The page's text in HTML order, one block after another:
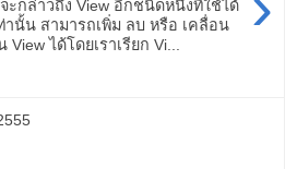
ะกล่าวถึง View อีกชนิดหนึ่งที่ใช้ได้
านั้น สามารถเพิ่ม ลบ หรือ เคลื่อน
ได้โดยเราเรียก Vi...